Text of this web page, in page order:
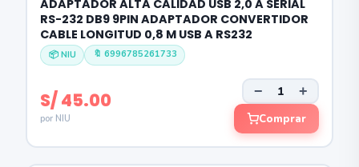
ADAPTADOR ALTA CALIDAD USB 2,0 A SERIAL
RS-232 DB9 9PIN ADAPTADOR CONVERTIDOR
CABLE LONGITUD 0,8 M USB A RS232
📦 NIU 🔖 6996785261733
S/ 45.00
por NIU
− +
Comprar